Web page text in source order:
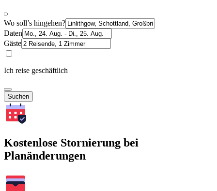
Wo soll’s hingehen?
Daten
Gäste
Ich reise geschäftlich
Suchen
Kostenlose Stornierung bei
Planänderungen